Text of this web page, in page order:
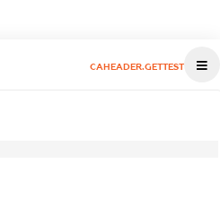
CAHEADER.GETTEST